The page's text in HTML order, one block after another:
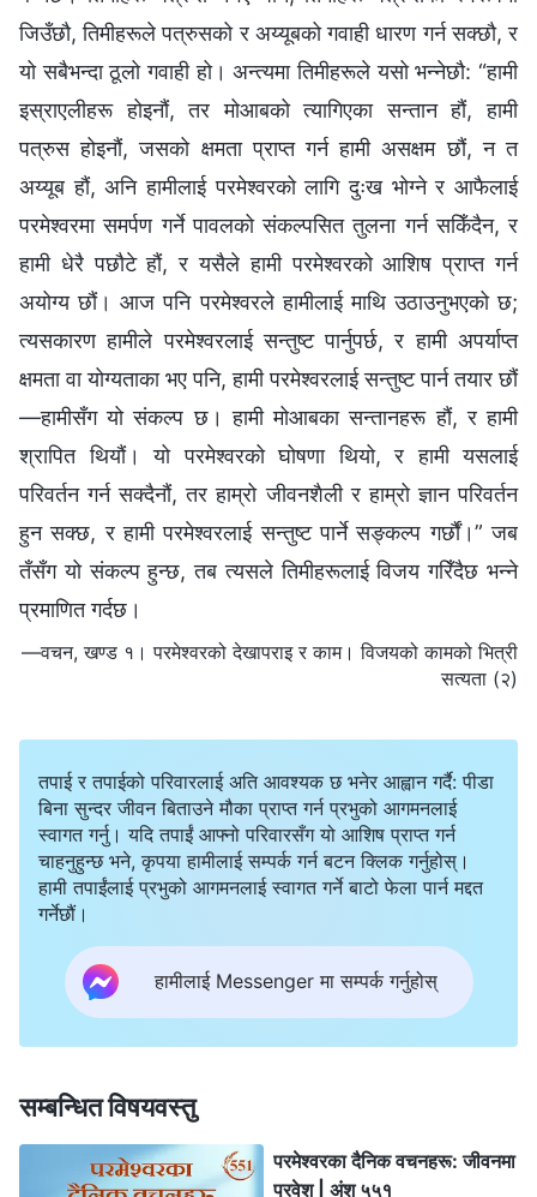
जिउँछौ, तिमीहरूले पत्रुसको र अय्यूबको गवाही धारण गर्न सक्छौ, र
यो सबैभन्दा ठूलो गवाही हो। अन्त्यमा तिमीहरूले यसो भन्नेछौ: “हामी
इस्राएलीहरू होइनौं, तर मोआबको त्यागिएका सन्तान हौं, हामी
पत्रुस होइनौं, जसको क्षमता प्राप्त गर्न हामी असक्षम छौं, न त
अय्यूब हौं, अनि हामीलाई परमेश्‍वरको लागि दुःख भोग्ने र आफैलाई
परमेश्‍वरमा समर्पण गर्ने पावलको संकल्पसित तुलना गर्न सकिँदैन, र
हामी धेरै पछौटे हौं, र यसैले हामी परमेश्‍वरको आशिष प्राप्त गर्न
अयोग्य छौं। आज पनि परमेश्‍वरले हामीलाई माथि उठाउनुभएको छ;
त्यसकारण हामीले परमेश्‍वरलाई सन्तुष्ट पार्नुपर्छ, र हामी अपर्याप्त
क्षमता वा योग्यताका भए पनि, हामी परमेश्‍वरलाई सन्तुष्ट पार्न तयार छौं
—हामीसँग यो संकल्प छ। हामी मोआबका सन्तानहरू हौं, र हामी
श्रापित थियौं। यो परमेश्‍वरको घोषणा थियो, र हामी यसलाई
परिवर्तन गर्न सक्दैनौं, तर हाम्रो जीवनशैली र हाम्रो ज्ञान परिवर्तन
हुन सक्छ, र हामी परमेश्‍वरलाई सन्तुष्ट पार्ने सङ्कल्‍प गर्छौं।” जब
तँसँग यो संकल्प हुन्छ, तब त्यसले तिमीहरूलाई विजय गरिँदैछ भन्ने
प्रमाणित गर्दछ।
—वचन, खण्ड १। परमेश्‍वरको देखापराइ र काम। विजयको कामको भित्री
सत्यता (२)
तपाई र तपाईको परिवारलाई अति आवश्यक छ भनेर आह्वान गर्दै: पीडा
बिना सुन्दर जीवन बिताउने मौका प्राप्त गर्न प्रभुको आगमनलाई
स्वागत गर्नु। यदि तपाईं आफ्नो परिवारसँग यो आशिष प्राप्त गर्न
चाहनुहुन्छ भने, कृपया हामीलाई सम्पर्क गर्न बटन क्लिक गर्नुहोस्।
हामी तपाईंलाई प्रभुको आगमनलाई स्वागत गर्ने बाटो फेला पार्न मद्दत
गर्नेछौं।
हामीलाई Messenger मा सम्पर्क गर्नुहोस्
सम्बन्धित विषयवस्तु
परमेश्‍वरका दैनिक वचनहरू: जीवनमा
प्रवेश | अंश ५५१